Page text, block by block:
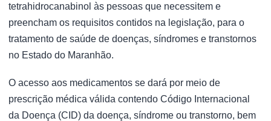
tetrahidrocanabinol às pessoas que necessitem e
preencham os requisitos contidos na legislação, para o
tratamento de saúde de doenças, síndromes e transtornos
no Estado do Maranhão.
O acesso aos medicamentos se dará por meio de
prescrição médica válida contendo Código Internacional
da Doença (CID) da doença, síndrome ou transtorno, bem